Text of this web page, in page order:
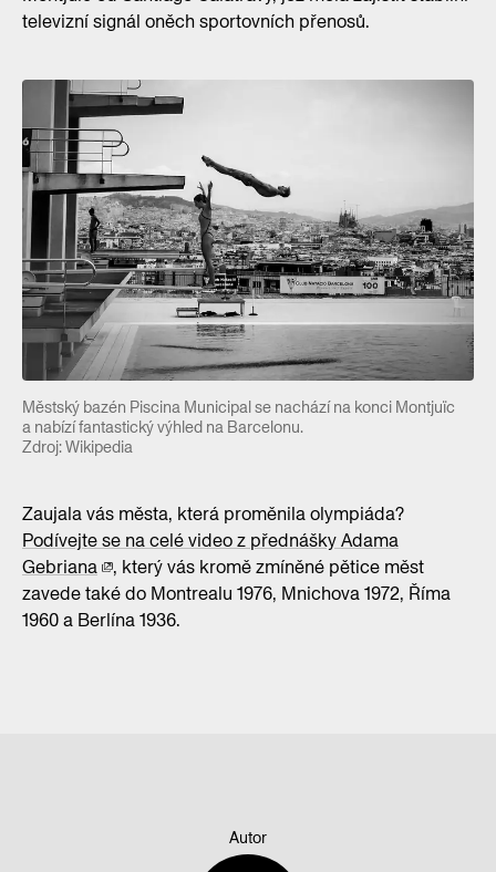
televizní signál oněch sportovních přenosů.
Městský bazén Piscina Municipal se nachází na konci Montjuïc
a nabízí fantastický výhled na Barcelonu.
Zdroj: Wikipedia
Zaujala vás města, která proměnila olympiáda?
Podívejte se na celé video z přednášky Adama
Gebriana
, který vás kromě zmíněné pětice měst
zavede také do Montrealu 1976, Mnichova 1972, Říma
1960 a Berlína 1936.
Autor